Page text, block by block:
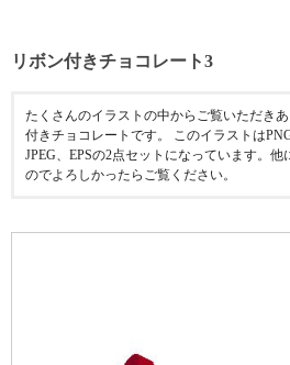
リボン付きチョコレート3
たくさんのイラストの中からご覧いただき
付きチョコレートです。 このイラストは
JPEG、EPSの2点セットになっています。
のでよろしかったらご覧ください。